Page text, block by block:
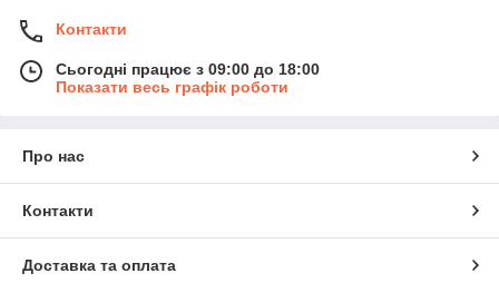
Контакти
Сьогодні працює з 09:00 до 18:00
Показати весь графік роботи
Про нас
Контакти
Доставка та оплата